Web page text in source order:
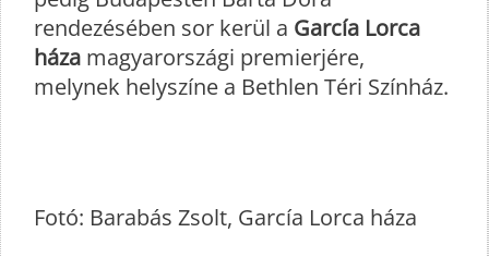
rendezésében sor kerül a García Lorca
háza magyarországi premierjére,
melynek helyszíne a Bethlen Téri Színház.
Fotó: Barabás Zsolt, García Lorca háza